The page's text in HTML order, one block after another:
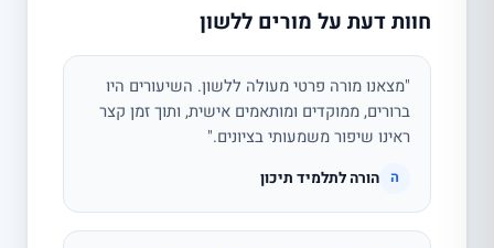
חוות דעת על מורים ללשון
"מצאנו מורה פרטי מעולה ללשון. השיעורים היו
ברורים, ממוקדים ומותאמים אישית, ותוך זמן קצר
ראינו שיפור משמעותי בציונים."
ה הורה לתלמיד תיכון